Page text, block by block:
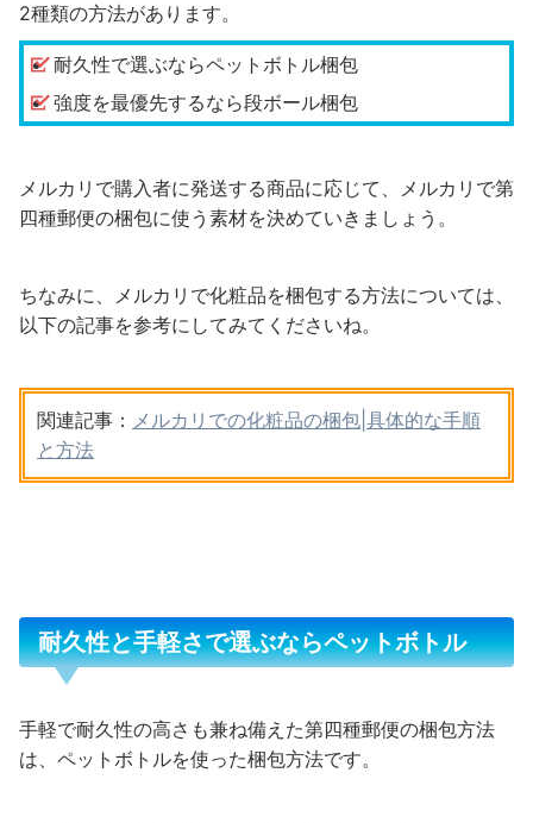
2種類の方法があります。
耐久性で選ぶならペットボトル梱包
強度を最優先するなら段ボール梱包
メルカリで購入者に発送する商品に応じて、メルカリで第
四種郵便の梱包に使う素材を決めていきましょう。
ちなみに、メルカリで化粧品を梱包する方法については、
以下の記事を参考にしてみてくださいね。
関連記事： メルカリでの化粧品の梱包|具体的な手順
と方法
耐久性と手軽さで選ぶならペットボトル
手軽で耐久性の高さも兼ね備えた第四種郵便の梱包方法
は、ペットボトルを使った梱包方法です。